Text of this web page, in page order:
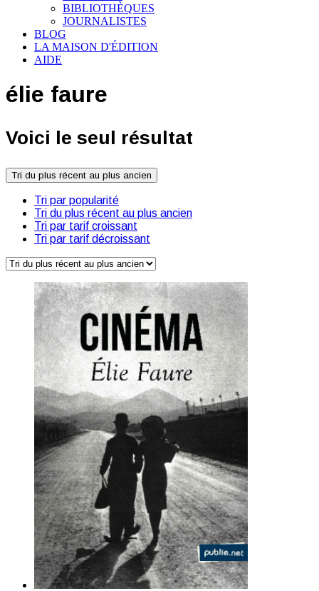
BIBLIOTHÈQUES
JOURNALISTES
BLOG
LA MAISON D'ÉDITION
AIDE
élie faure
Voici le seul résultat
Tri du plus récent au plus ancien
Tri par popularité
Tri du plus récent au plus ancien
Tri par tarif croissant
Tri par tarif décroissant